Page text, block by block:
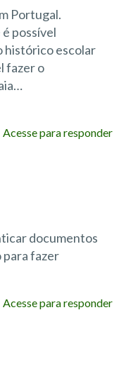
Portugal.
possível
histórico escolar
fazer o
Acesse para responder
documentos
para fazer
Acesse para responder